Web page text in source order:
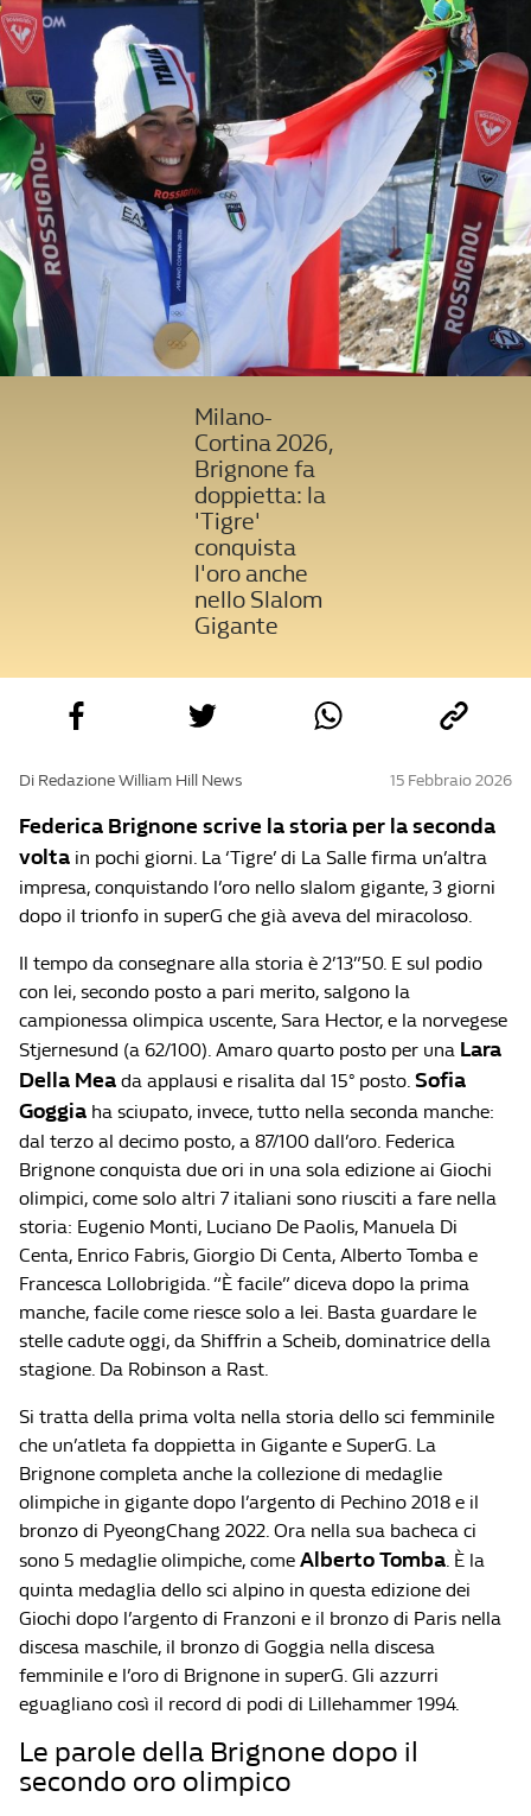
Milano-
Cortina 2026,
Brignone fa
doppietta: la
'Tigre'
conquista
l'oro anche
nello Slalom
Gigante
Di Redazione William Hill News 15 Febbraio 2026
Federica Brignone scrive la storia per la seconda
volta in pochi giorni. La ‘Tigre’ di La Salle firma un’altra
impresa, conquistando l’oro nello slalom gigante, 3 giorni
dopo il trionfo in superG che già aveva del miracoloso.
Il tempo da consegnare alla storia è 2’13”50. E sul podio
con lei, secondo posto a pari merito, salgono la
campionessa olimpica uscente, Sara Hector, e la norvegese
Stjernesund (a 62/100). Amaro quarto posto per una Lara
Della Mea da applausi e risalita dal 15° posto. Sofia
Goggia ha sciupato, invece, tutto nella seconda manche:
dal terzo al decimo posto, a 87/100 dall’oro. Federica
Brignone conquista due ori in una sola edizione ai Giochi
olimpici, come solo altri 7 italiani sono riusciti a fare nella
storia: Eugenio Monti, Luciano De Paolis, Manuela Di
Centa, Enrico Fabris, Giorgio Di Centa, Alberto Tomba e
Francesca Lollobrigida. “È facile” diceva dopo la prima
manche, facile come riesce solo a lei. Basta guardare le
stelle cadute oggi, da Shiffrin a Scheib, dominatrice della
stagione. Da Robinson a Rast.
Si tratta della prima volta nella storia dello sci femminile
che un’atleta fa doppietta in Gigante e SuperG. La
Brignone completa anche la collezione di medaglie
olimpiche in gigante dopo l’argento di Pechino 2018 e il
bronzo di PyeongChang 2022. Ora nella sua bacheca ci
sono 5 medaglie olimpiche, come Alberto Tomba . È la
quinta medaglia dello sci alpino in questa edizione dei
Giochi dopo l’argento di Franzoni e il bronzo di Paris nella
discesa maschile, il bronzo di Goggia nella discesa
femminile e l’oro di Brignone in superG. Gli azzurri
eguagliano così il record di podi di Lillehammer 1994.
Le parole della Brignone dopo il
secondo oro olimpico